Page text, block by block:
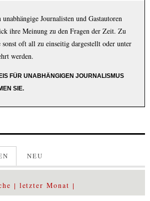
Journalisten und Gastautoren
ihre Meinung zu den Fragen der Zeit. Zu
sonst oft all zu einseitig dargestellt oder unter
werden.
FÜR UNABHÄNGIGEN JOURNALISMUS
SIE.
NEU
letzter Monat